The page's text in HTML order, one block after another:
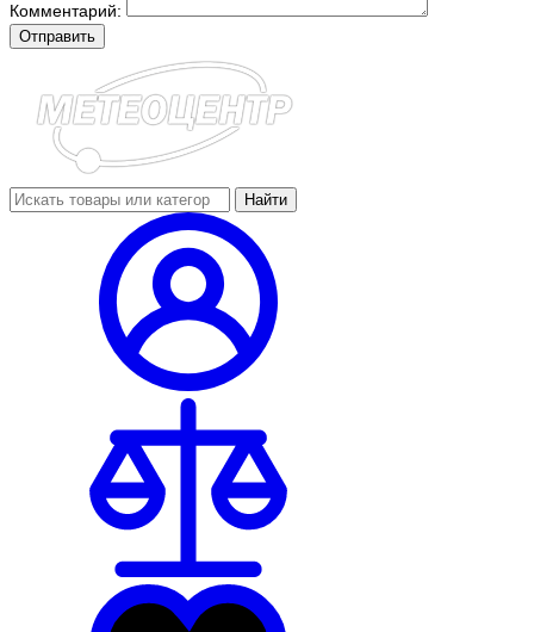
Комментарий:
Отправить
Найти